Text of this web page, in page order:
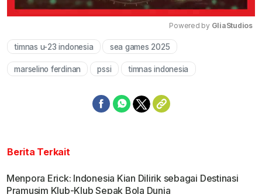
Powered by GliaStudios
timnas u-23 indonesia sea games 2025
marselino ferdinan pssi timnas indonesia
Berita Terkait
Menpora Erick: Indonesia Kian Dilirik sebagai Destinasi
Pramusim Klub-Klub Sepak Bola Dunia